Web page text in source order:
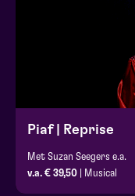
Piaf | Reprise
Met Suzan Seegers e.a.
v.a. € 39,50 | Musical